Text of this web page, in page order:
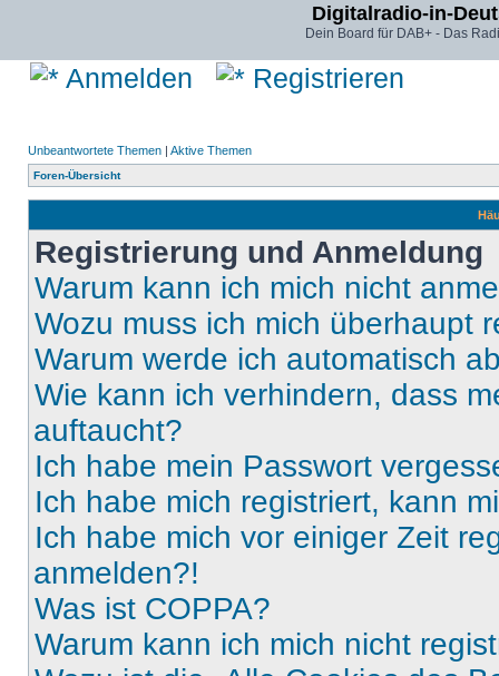
Digitalradio-in-
Dein Board für DAB+ - Das
Anmelden Registrieren
Unbeantwortete Themen | Aktive Themen
Foren-Übersicht
Registrierung und Anmeldung
Warum kann ich mich nicht
Wozu muss ich mich überhaupt
Warum werde ich automatisch
Wie kann ich verhindern, dass
auftaucht?
Ich habe mein Passwort
Ich habe mich registriert, kann
Ich habe mich vor einiger Zeit
anmelden?!
Was ist COPPA?
Warum kann ich mich nicht